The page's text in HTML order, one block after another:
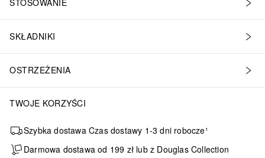
STOSOWANIE
SKŁADNIKI
OSTRZEŻENIA
TWOJE KORZYŚCI
Szybka dostawa Czas dostawy 1-3 dni robocze¹
Darmowa dostawa od 199 zł lub z Douglas Collection